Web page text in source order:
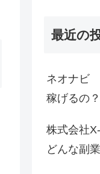
最近の
ネオナビ
稼げるの
株式会社
どんな副